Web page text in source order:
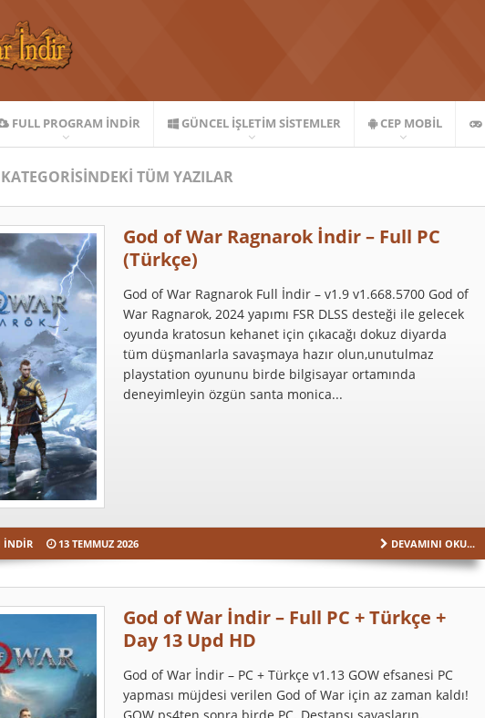
FULL PROGRAM INDIR GÜNCEL İŞLETIM SISTEMLER CEP MOBIL
TÜM YAZILAR
God of War Ragnarok İndir – Full PC
(Türkçe)
God of War Ragnarok Full İndir – v1.9 v1.668.5700 God of
War Ragnarok, 2024 yapımı FSR DLSS desteği ile gelecek
oyunda kratosun kehanet için çıkacağı dokuz diyarda
tüm düşmanlarla savaşmaya hazır olun,unutulmaz
playstation oyununu birde bilgisayar ortamında
deneyimleyin özgün santa monica...
İNDIR 13 TEMMUZ 2026 DEVAMINI OKU...
God of War İndir – Full PC + Türkçe +
Day 13 Upd HD
God of War İndir – PC + Türkçe v1.13 GOW efsanesi PC
yapması müjdesi verilen God of War için az zaman kaldı!